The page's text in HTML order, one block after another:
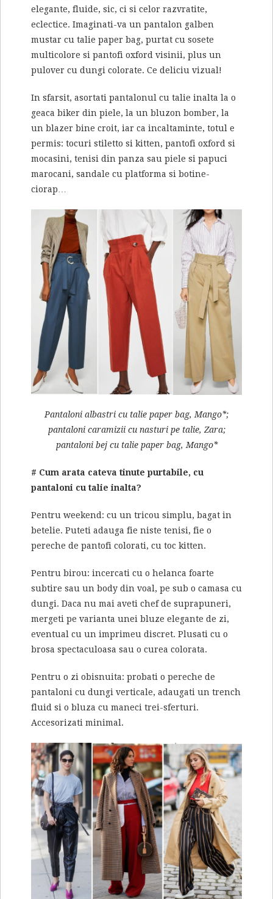
elegante, fluide, sic, ci si celor razvratite,
eclectice. Imaginati-va un pantalon galben
mustar cu talie paper bag, purtat cu sosete
multicolore si pantofi oxford visinii, plus un
pulover cu dungi colorate. Ce deliciu vizual!
In sfarsit, asortati pantalonul cu talie inalta la o
geaca biker din piele, la un bluzon bomber, la
un blazer bine croit, iar ca incaltaminte, totul e
permis: tocuri stiletto si kitten, pantofi oxford si
mocasini, tenisi din panza sau piele si papuci
marocani, sandale cu platforma si botine-
ciorap…
Pantaloni albastri cu talie paper bag, Mango*;
pantaloni caramizii cu nasturi pe talie, Zara;
pantaloni bej cu talie paper bag, Mango*
# Cum arata cateva tinute purtabile, cu
pantaloni cu talie inalta?
Pentru weekend: cu un tricou simplu, bagat in
betelie. Puteti adauga fie niste tenisi, fie o
pereche de pantofi colorati, cu toc kitten.
Pentru birou: incercati cu o helanca foarte
subtire sau un body din voal, pe sub o camasa cu
dungi. Daca nu mai aveti chef de suprapuneri,
mergeti pe varianta unei bluze elegante de zi,
eventual cu un imprimeu discret. Plusati cu o
brosa spectaculoasa sau o curea colorata.
Pentru o zi obisnuita: probati o pereche de
pantaloni cu dungi verticale, adaugati un trench
fluid si o bluza cu maneci trei-sferturi.
Accesorizati minimal.